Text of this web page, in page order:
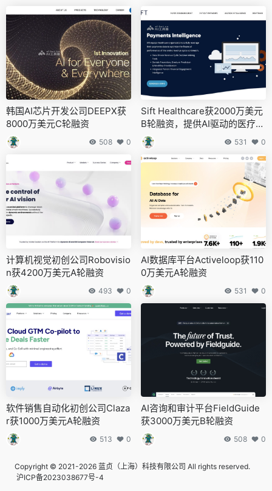
韩国AI芯片开发公司DEEPX获
8000万美元C轮融资
508 0
Sift Healthcare获2000万美元
B轮融资，提供AI驱动的医疗支
付解决方案
531 0
计算机视觉初创公司Robovisio
n获4200万美元A轮融资
493 0
AI数据库平台Activeloop获110
0万美元A轮融资
531 0
软件销售自动化初创公司Claza
r获1000万美元A轮融资
513 0
AI咨询和审计平台FieldGuide
获3000万美元B轮融资
508 0
Copyright © 2021-2026 蓝贞（上海）科技有限公司 All rights reserved.
沪ICP备2023038677号-4